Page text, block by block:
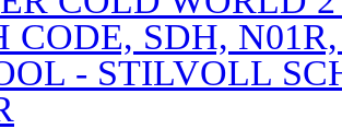
CODE, SDH,
- STILVOLL